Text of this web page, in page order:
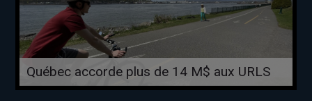
Québec accorde plus de 14 M$ aux URLS